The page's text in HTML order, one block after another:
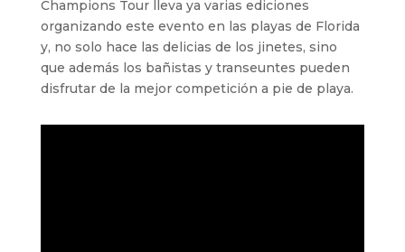
Champions Tour lleva ya varias ediciones
organizando este evento en las playas de Florida
y, no solo hace las delicias de los jinetes, sino
que además los bañistas y transeuntes pueden
disfrutar de la mejor competición a pie de playa.